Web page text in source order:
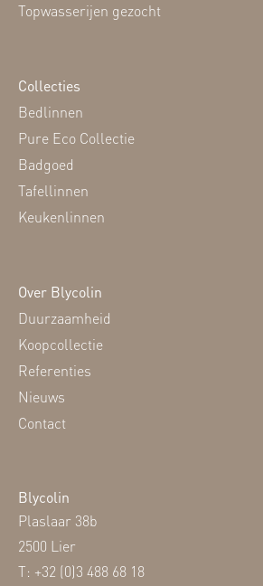
Topwasserijen gezocht
Collecties
Bedlinnen
Pure Eco Collectie
Badgoed
Tafellinnen
Keukenlinnen
Over Blycolin
Duurzaamheid
Koopcollectie
Referenties
Nieuws
Contact
Blycolin
Plaslaar 38b
2500 Lier
T: +32 (0)3 488 68 18